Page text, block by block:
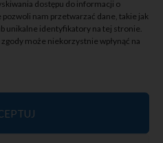
dostępu do informacji o
nam przetwarzać dane, takie jak
unikalne identyfikatory na tej stronie.
może niekorzystnie wpłynąć na